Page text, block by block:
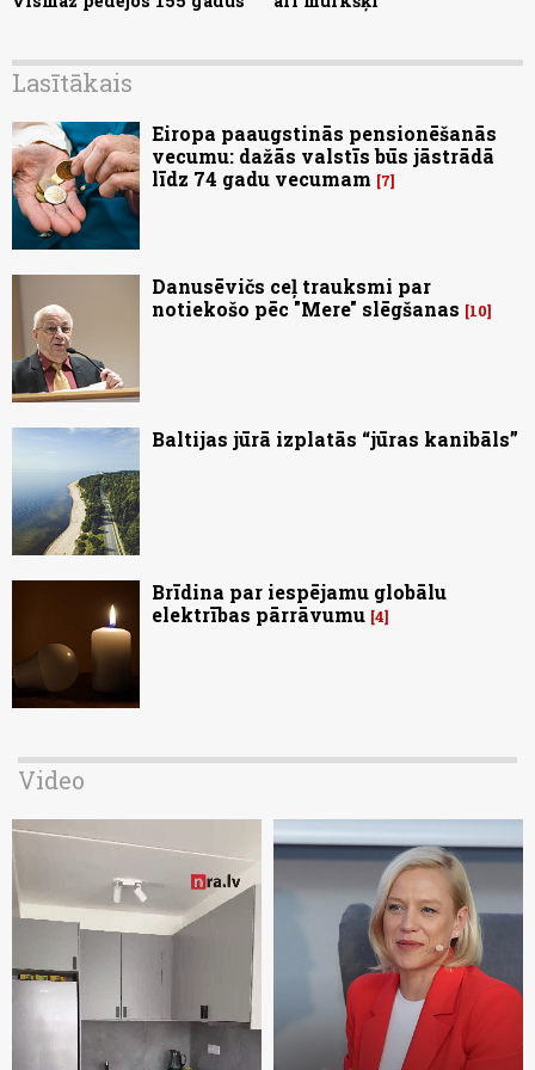
Lasītākais
Eiropa paaugstinās pensionēšanās
vecumu: dažās valstīs būs jāstrādā
līdz 74 gadu vecumam
7
Danusēvičs ceļ trauksmi par
notiekošo pēc "Mere" slēgšanas
10
Baltijas jūrā izplatās “jūras kanibāls”
Brīdina par iespējamu globālu
elektrības pārrāvumu 4
Video